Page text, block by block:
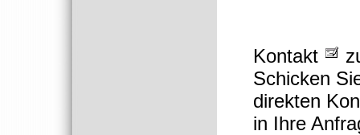
Kontakt
Schicken
direkten
in Ihre